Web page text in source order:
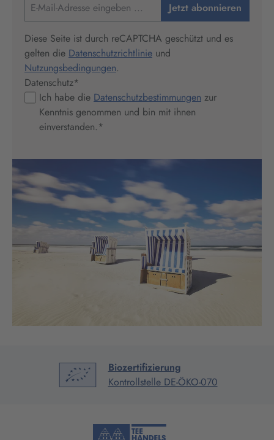
Jetzt abonnieren
Diese Seite ist durch reCAPTCHA geschützt und es
gelten die Datenschutzrichtlinie und
Nutzungsbedingungen.
Datenschutz*
Ich habe die Datenschutzbestimmungen zur
Kenntnis genommen und bin mit ihnen
einverstanden.*
Biozertifizierung
Kontrollstelle DE-ÖKO-070